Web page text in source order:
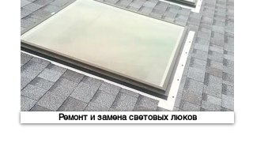
Ремонт и замена световых люков